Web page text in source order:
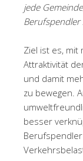
jede
Berufspendler
Ziel ist es, mit
Attraktivität
und damit
zu bewegen.
besser